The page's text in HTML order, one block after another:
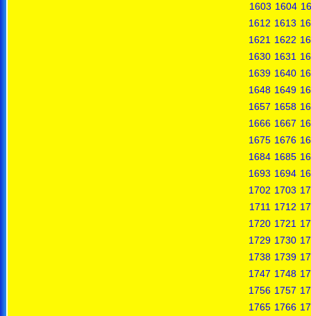
1603 1604
1612 1613
1621 1622
1630 1631
1639 1640
1648 1649
1657 1658
1666 1667
1675 1676
1684 1685
1693 1694
1702 1703
1711 1712
1720 1721
1729 1730
1738 1739
1747 1748
1756 1757
1765 1766